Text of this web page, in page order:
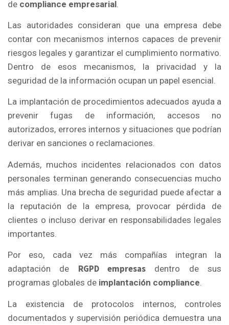
de compliance empresarial
Las autoridades consideran que una empresa debe
contar con mecanismos internos capaces de prevenir
riesgos legales y garantizar el cumplimiento normativo.
Dentro de esos mecanismos, la privacidad y la
seguridad de la información ocupan un papel esencial.
La implantación de procedimientos adecuados ayuda a
prevenir fugas de información, accesos no
autorizados, errores internos y situaciones que podrían
derivar en sanciones o reclamaciones.
Además, muchos incidentes relacionados con datos
personales terminan generando consecuencias mucho
más amplias. Una brecha de seguridad puede afectar a
la reputación de la empresa, provocar pérdida de
clientes o incluso derivar en responsabilidades legales
importantes.
Por eso, cada vez más compañías integran la
adaptación de RGPD empresas dentro de sus
programas globales de implantación compliance.
La existencia de protocolos internos, controles
documentados y supervisión periódica demuestra una